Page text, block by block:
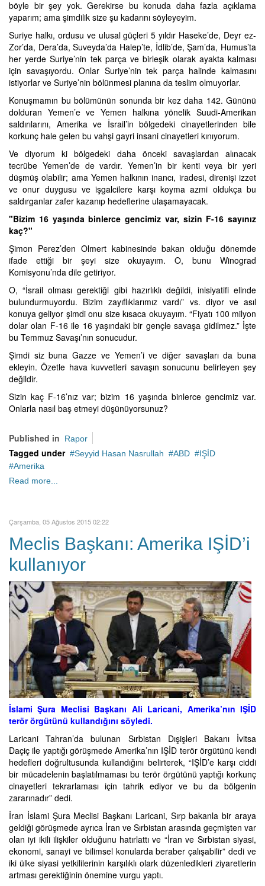
böyle bir şey yok. Gerekirse bu konuda daha fazla açıklama
yaparım; ama şimdilik size şu kadarını söyleyeyim.
Suriye halkı, ordusu ve ulusal güçleri 5 yıldır Haseke’de, Deyr ez-
Zor’da, Dera’da, Suveyda’da Halep’te, İdlib’de, Şam’da, Humus’ta
her yerde Suriye’nin tek parça ve birleşik olarak ayakta kalması
için savaşıyordu. Onlar Suriye’nin tek parça halinde kalmasını
istiyorlar ve Suriye’nin bölünmesi planına da teslim olmuyorlar.
Konuşmamın bu bölümünün sonunda bir kez daha 142. Gününü
dolduran Yemen’e ve Yemen halkına yönelik Suudi-Amerikan
saldırılarını, Amerika ve İsrail’in bölgedeki cinayetlerinden bile
korkunç hale gelen bu vahşi gayri insani cinayetleri kınıyorum.
Ve diyorum ki bölgedeki daha önceki savaşlardan alınacak
tecrübe Yemen’de de vardır. Yemen’in bir kenti veya bir yeri
düşmüş olabilir; ama Yemen halkının inancı, iradesi, direnişi izzet
ve onur duygusu ve işgalcilere karşı koyma azmi oldukça bu
saldırganlar zafer kazanıp hedeflerine ulaşamayacak.
"Bizim 16 yaşında binlerce gencimiz var, sizin F-16 sayınız
kaç?"
Şimon Perez’den Olmert kabinesinde bakan olduğu dönemde
ifade ettiği bir şeyi size okuyayım. O, bunu Winograd
Komisyonu’nda dile getiriyor.
O, “İsrail olması gerektiği gibi hazırlıklı değildi, inisiyatifi elinde
bulundurmuyordu. Bizim zayıflıklarımız vardı” vs. diyor ve asıl
konuya geliyor şimdi onu size kısaca okuyayım. “Fiyatı 100 milyon
dolar olan F-16 ile 16 yaşındaki bir gençle savaşa gidilmez.” İşte
bu Temmuz Savaşı’nın sonucudur.
Şimdi siz buna Gazze ve Yemen’i ve diğer savaşları da buna
ekleyin. Özetle hava kuvvetleri savaşın sonucunu belirleyen şey
değildir.
Sizin kaç F-16’nız var; bizim 16 yaşında binlerce gencimiz var.
Onlarla nasıl baş etmeyi düşünüyorsunuz?
Published in Rapor
Tagged under Seyyid Hasan Nasrullah ABD
IŞİD
Amerika
Read more...
Çarşamba, 05 Ağustos 2015 02:22
Meclis Başkanı: Amerika IŞİD’i
kullanıyor
İslami Şura Meclisi Başkanı Ali Laricani, Amerika’nın IŞİD
terör örgütünü kullandığını söyledi.
Laricani Tahran’da bulunan Sırbistan Dışişleri Bakanı İvitsa
Daçiç ile yaptığı görüşmede Amerika’nın IŞİD terör örgütünü kendi
hedefleri doğrultusunda kullandığını belirterek, “IŞİD’e karşı ciddi
bir mücadelenin başlatılmaması bu terör örgütünü yaptığı korkunç
cinayetleri tekrarlaması için tahrik ediyor ve bu da bölgenin
zararınadır” dedi.
İran İslami Şura Meclisi Başkanı Laricani, Sırp bakanla bir araya
geldiği görüşmede ayrıca İran ve Sırbistan arasında geçmişten var
olan iyi ikili ilişkiler olduğunu hatırlattı ve “İran ve Sırbistan siyasi,
ekonomi, sanayi ve bilimsel konularda beraber çalışabilir” dedi ve
iki ülke siyasi yetkililerinin karşılıklı olark düzenledikleri ziyaretlerin
artması gerektiğinin önemine vurgu yaptı.